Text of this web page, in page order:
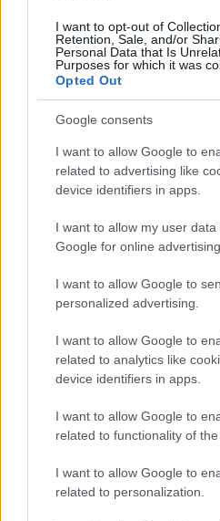
I want to opt-out of
Retention, Sale, and/or
Personal Data that Is
Purposes for which it was
Opted Out
Google consents
I want to allow Google to
related to advertising like
device identifiers in apps.
I want to allow my user
Google for online
I want to allow Google to
personalized advertising.
I want to allow Google to
related to analytics like
device identifiers in apps.
I want to allow Google to
related to functionality of
I want to allow Google to
related to personalization.
Continua a leggere
NEWS